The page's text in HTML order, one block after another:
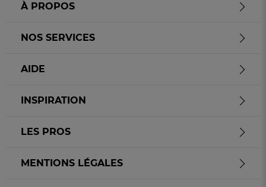
À PROPOS
NOS SERVICES
AIDE
INSPIRATION
LES PROS
MENTIONS LÉGALES